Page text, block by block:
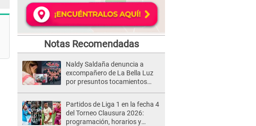
Notas Recomendadas
Naldy Saldaña denuncia a
excompañero de La Bella Luz
por presuntos tocamientos
Partidos de Liga 1 en la fecha 4
del Torneo Clausura 2026:
programación, horarios y